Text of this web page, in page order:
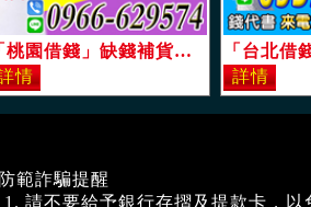
「桃園借錢」缺錢補貨不求人，缺現週轉互助會，低利幫助您，1-20萬，40，50，60天繳清「即樂貸」
防範詐騙提醒
請不要給予銀行存摺及提款卡，以